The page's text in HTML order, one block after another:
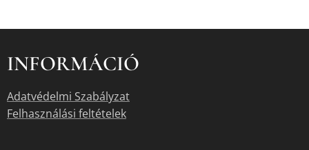
INFORMÁCIÓ
Adatvédelmi Szabályzat
Felhasználási feltételek